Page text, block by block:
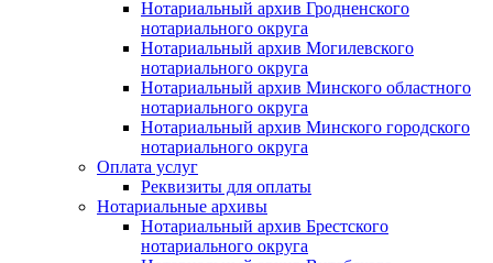
Нотариальный архив Гродненского
нотариального округа
Нотариальный архив Могилевского
нотариального округа
Нотариальный архив Минского областного
нотариального округа
Нотариальный архив Минского городского
нотариального округа
Оплата услуг
Реквизиты для оплаты
Нотариальные архивы
Нотариальный архив Брестского
нотариального округа